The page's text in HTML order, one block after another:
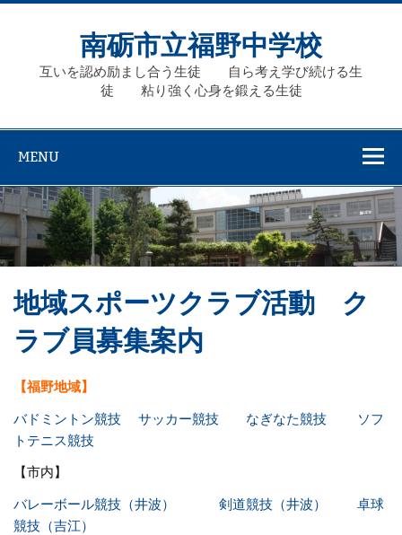
Skip
南砺市立福野中学校
互いを認め励まし合う生徒 自ら考え学び続ける生
徒 粘り強く心身を鍛える生徒
MENU
地域スポーツクラブ活動 ク
ラブ員募集案内
【福野地域】
バドミントン競技
サッカー競技 なぎなた競技
ソフ
トテニス競技
【市内】
バレーボール競技（井波）
剣道競技（井波）
卓球
競技（吉江）